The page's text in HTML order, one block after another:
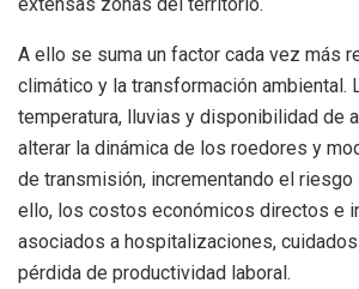
A ello se suma un factor cada vez más
climático y la transformación ambiental.
temperatura, lluvias y disponibilidad de
alterar la dinámica de los roedores y
de transmisión, incrementando el riesgo
ello, los costos económicos directos e
asociados a hospitalizaciones,
pérdida de productividad laboral.